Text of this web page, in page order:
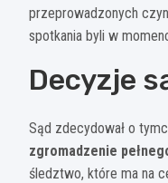
przeprowadzonych
spotkania byli w
Decyzje
Sąd zdecydował o
zgromadzenie
śledztwo, które ma na